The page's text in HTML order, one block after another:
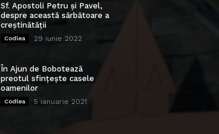
Sf. Apostoli Petru și Pavel,
despre această sărbătoare a
creștinătății
Codlea 29 iunie 2022
În Ajun de Bobotează
preotul sfințește casele
oamenilor
Codlea 5 ianuarie 2021